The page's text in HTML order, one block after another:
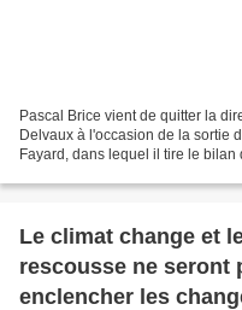
Pascal Brice vient de quitter la
Delvaux à l'occasion de la sortie
Fayard, dans lequel il tire le bilan
Le climat change et
rescousse ne seront
enclencher les